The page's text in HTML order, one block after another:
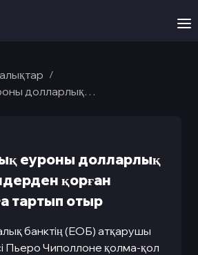
/
долларлық
еуроны долларлық
қорған
тартып отыр
банктің (ЕОБ) атқарушы
Пьеро Чиполлоне қолма-қол